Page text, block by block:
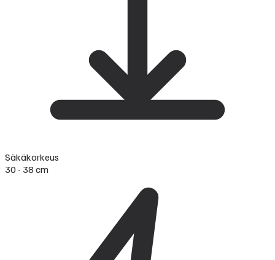
Säkäkorkeus
30 - 38 cm